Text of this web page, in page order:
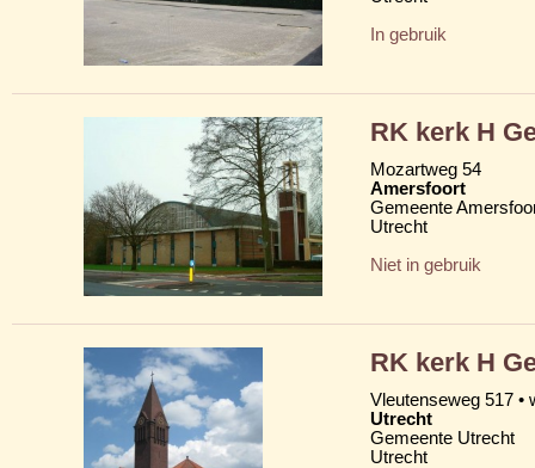
In gebruik
RK kerk H
Mozartweg 54
Amersfoort
Gemeente
Utrecht
Niet in gebruik
RK kerk H
Vleutenseweg 517 •
Utrecht
Gemeente Utrecht
Utrecht